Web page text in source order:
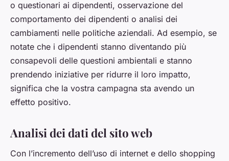
o questionari ai dipendenti, osservazione del
comportamento dei dipendenti o analisi dei
cambiamenti nelle politiche aziendali. Ad esempio, se
notate che i dipendenti stanno diventando più
consapevoli delle questioni ambientali e stanno
prendendo iniziative per ridurre il loro impatto,
significa che la vostra campagna sta avendo un
effetto positivo.
Analisi dei dati del sito web
Con l’incremento dell’uso di internet e dello shopping